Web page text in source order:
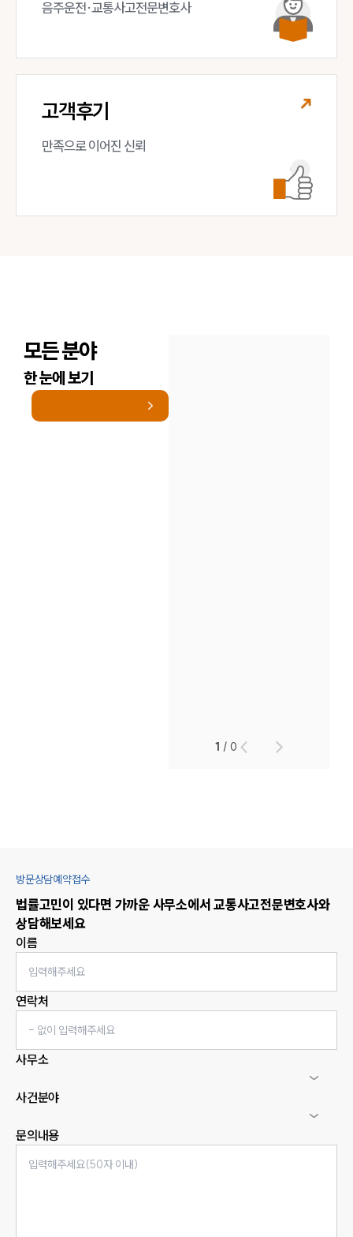
음주운전·교통사고전문변호사
고객후기
만족으로 이어진 신뢰
모든 분야
한 눈에 보기
1 /0
방문상담예약접수
법률고민이 있다면 가까운 사무소에서교통사고전문변호사와
상담해보세요
이름
연락처
사무소
사건분야
문의내용